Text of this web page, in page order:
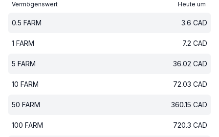
Vermögenswert Heute um
0.5 FARM 3.6 CAD
1 FARM 7.2 CAD
5 FARM 36.02 CAD
10 FARM 72.03 CAD
50 FARM 360.15 CAD
100 FARM 720.3 CAD